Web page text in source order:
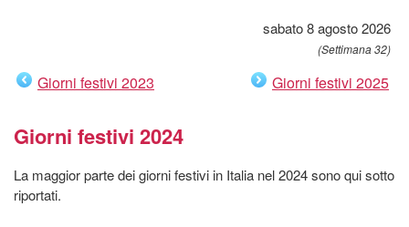
sabato 8 agosto 2026
(Settimana 32)
Giorni festivi 2023 Giorni festivi 2025
Giorni festivi 2024
La maggior parte dei giorni festivi in Italia nel 2024 sono qui sotto
riportati.